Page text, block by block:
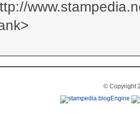
© Copyright